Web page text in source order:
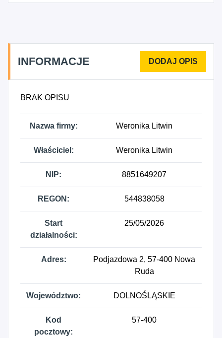
INFORMACJE
BRAK OPISU
Nazwa firmy: Weronika Litwin
Właściciel: Weronika Litwin
NIP: 8851649207
REGON: 544838058
Start
działalności:
25/05/2026
Adres:
Podjazdowa 2, 57-400 Nowa
Ruda
Województwo: DOLNOŚLĄSKIE
Kod
pocztowy:
57-400